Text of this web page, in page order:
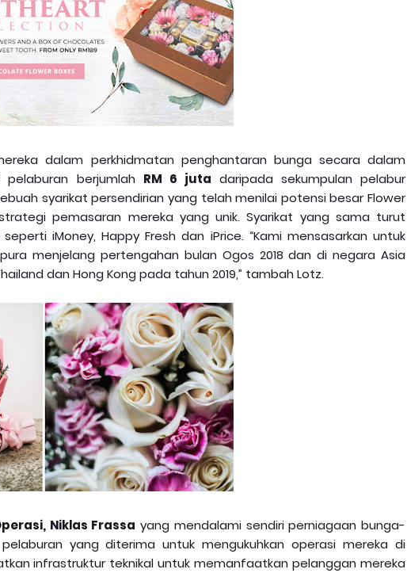
dalam perkhidmatan penghantaran bunga secara dalam
berjumlah RM 6 juta daripada sekumpulan pelabur
syarikat persendirian yang telah menilai potensi besar Flower
pemasaran mereka yang unik. Syarikat yang sama turut
iMoney, Happy Fresh dan iPrice. “Kami mensasarkan untuk
menjelang pertengahan bulan Ogos 2018 dan di negara Asia
dan Hong Kong pada tahun 2019,” tambah Lotz.
Niklas Frassa yang mendalami sendiri perniagaan bunga-
yang diterima untuk mengukuhkan operasi mereka di
infrastruktur teknikal untuk memanfaatkan pelanggan mereka